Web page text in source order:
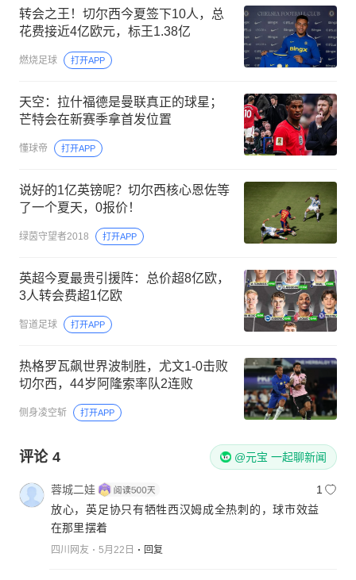
转会之王！切尔西今夏签下10人，总
花费接近4亿欧元，标王1.38亿
燃烧足球 打开APP
天空：拉什福德是曼联真正的球星；
芒特会在新赛季拿首发位置
懂球帝 打开APP
说好的1亿英镑呢？切尔西核心恩佐等
了一个夏天，0报价！
绿茵守望者2018 打开APP
英超今夏最贵引援阵：总价超8亿欧，
3人转会费超1亿欧
智道足球 打开APP
热格罗瓦飙世界波制胜，尤文1-0击败
切尔西，44岁阿隆索率队2连败
侧身凌空斩 打开APP
评论 4 @元宝 一起聊新闻
蓉城二娃
1
放心，英足协只有牺牲西汉姆成全热刺的，球市效益
在那里摆着
四川网友 5月22日 回复